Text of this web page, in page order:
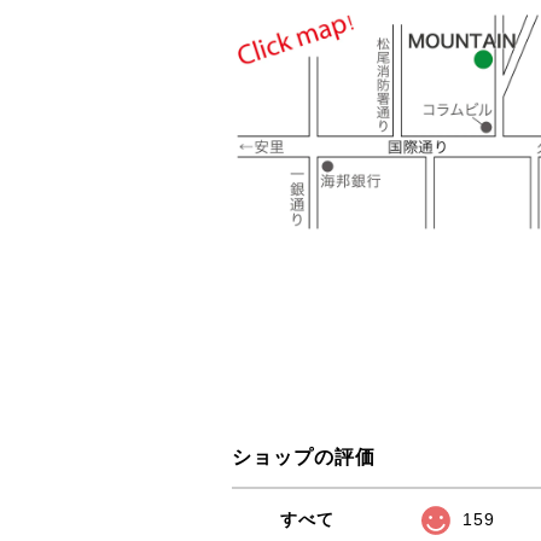
ショップの評価
すべて 159